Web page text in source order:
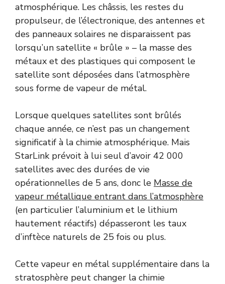
atmosphérique. Les châssis, les restes du
propulseur, de l’électronique, des antennes et
des panneaux solaires ne disparaissent pas
lorsqu’un satellite « brûle » – la masse des
métaux et des plastiques qui composent le
satellite sont déposées dans l’atmosphère
sous forme de vapeur de métal.
Lorsque quelques satellites sont brûlés
chaque année, ce n’est pas un changement
significatif à la chimie atmosphérique. Mais
StarLink prévoit à lui seul d’avoir 42 000
satellites avec des durées de vie
opérationnelles de 5 ans, donc le Masse de
vapeur métallique entrant dans l’atmosphère
(en particulier l’aluminium et le lithium
hautement réactifs) dépasseront les taux
d’inftèce naturels de 25 fois ou plus.
Cette vapeur en métal supplémentaire dans la
stratosphère peut changer la chimie